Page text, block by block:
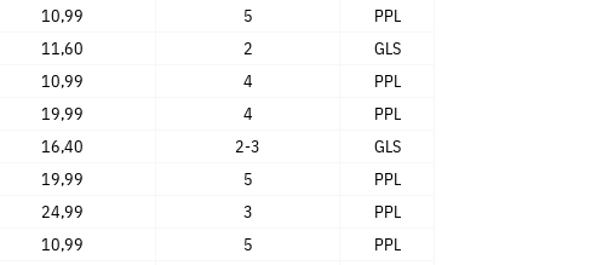
10,99 5
PPL
11,60 2
GLS
10,99 4
PPL
19,99 4
PPL
16,40 2-3
GLS
19,99 5
PPL
24,99 3
PPL
10,99 5
PPL